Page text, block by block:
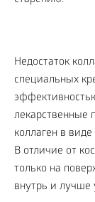
Недостаток
специальных
лекарственные
коллаген в
В отличие от
только на
внутрь и лучше